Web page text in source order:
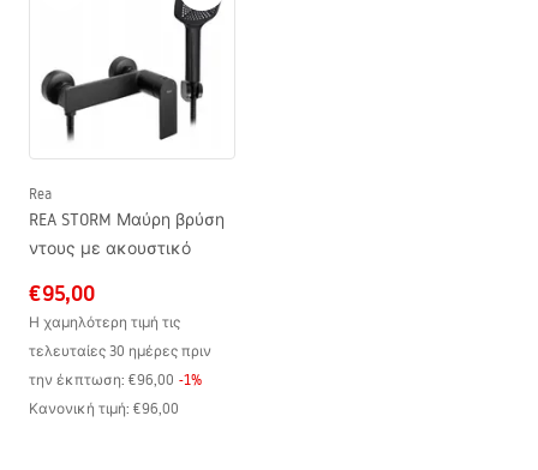
Υλικό αποστράγγισης
Χρώμα Rea
Κάλυμμα
Επίστρωση
Εγγύηση
Rea
REA STORM Μαύρη βρύση
ντους με ακουστικό
€95,00
Η χαμηλότερη τιμή τις
τελευταίες 30 ημέρες πριν
την έκπτωση: €96,00 -1%
Κανονική τιμή: €96,00